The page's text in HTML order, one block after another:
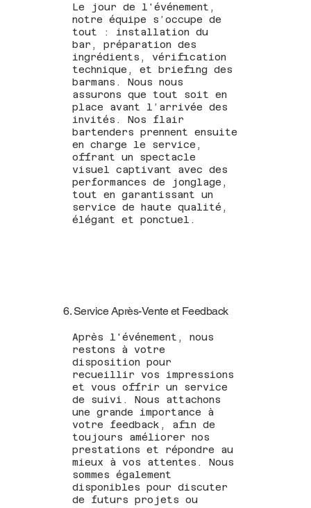
Le jour de l'événement,
notre équipe s’occupe de
tout : installation du
bar, préparation des
ingrédients, vérification
technique, et briefing des
barmans. Nous nous
assurons que tout soit en
place avant l’arrivée des
invités. Nos flair
bartenders prennent ensuite
en charge le service,
offrant un spectacle
visuel captivant avec des
performances de jonglage,
tout en garantissant un
service de haute qualité,
élégant et ponctuel.
6. Service Après-Vente et Feedback
Après l'événement, nous
restons à votre
disposition pour
recueillir vos impressions
et vous offrir un service
de suivi. Nous attachons
une grande importance à
votre feedback, afin de
toujours améliorer nos
prestations et répondre au
mieux à vos attentes. Nous
sommes également
disponibles pour discuter
de futurs projets ou